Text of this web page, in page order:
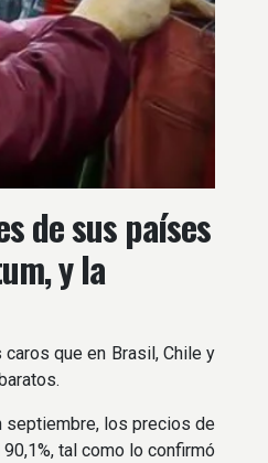
de sus países
y la
que en Brasil, Chile y
septiembre, los precios de
tal como lo confirmó